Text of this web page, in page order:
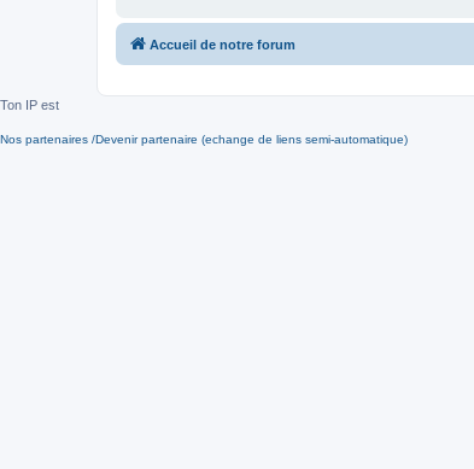
Accueil de notre forum
Ton IP est
Nos partenaires /Devenir partenaire (echange de liens semi-automatique)